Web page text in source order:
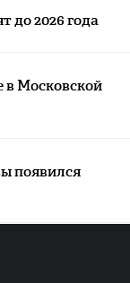
до 2026 года
в Московской
появился